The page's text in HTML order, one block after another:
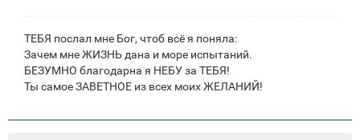
ТЕБЯ послал мне Бог, чтоб всё я поняла:
Зачем мне ЖИЗНЬ дана и море испытаний.
БЕЗУМНО благодарна я НЕБУ за ТЕБЯ!
Ты самое ЗАВЕТНОЕ из всех моих ЖЕЛАНИЙ!